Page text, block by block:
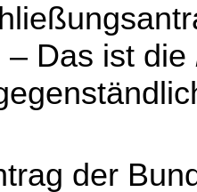
Das ist die
der